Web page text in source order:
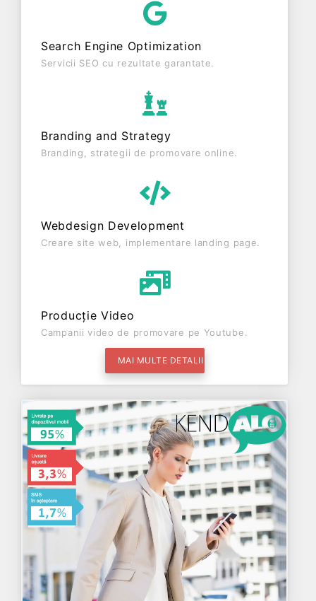
entitate inactiva din punct de vedere fiscal si are
TVA.
Search Engine Optimization
Servicii SEO cu rezultate garantate.
Branding and Strategy
Branding, strategii de promovare online.
Webdesign Development
Creare site web, implementare landing page.
Producție Video
Campanii video de promovare pe Youtube.
MAI MULTE DETALII